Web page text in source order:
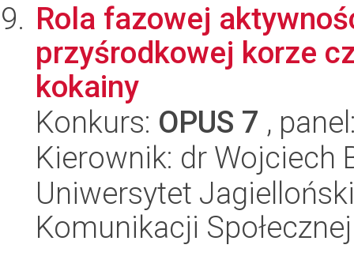
Rola fazowej
przyśrodkowej korze
kokainy
Konkurs: OPUS 7 ,
Kierownik: dr Wojciech
Uniwersytet
Komunikacji Społecznej